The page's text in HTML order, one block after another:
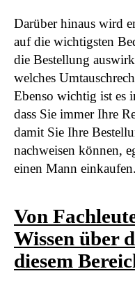
Darüber hinaus wird
auf die wichtigsten
die Bestellung
welches
Ebenso wichtig ist es
dass Sie immer Ihre
damit Sie Ihre
nachweisen können,
einen Mann einkaufen.
Von
Wissen über
diesem